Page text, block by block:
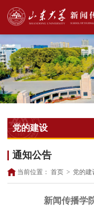
党的建设
通知公告
当前位置： 首页 > 党的建
新闻传播学